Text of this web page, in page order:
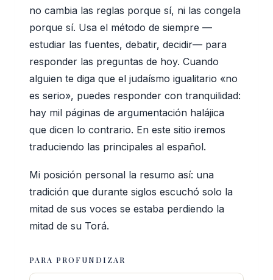
no cambia las reglas porque sí, ni las congela
porque sí. Usa el método de siempre —
estudiar las fuentes, debatir, decidir— para
responder las preguntas de hoy. Cuando
alguien te diga que el judaísmo igualitario «no
es serio», puedes responder con tranquilidad:
hay mil páginas de argumentación halájica
que dicen lo contrario. En este sitio iremos
traduciendo las principales al español.
Mi posición personal la resumo así: una
tradición que durante siglos escuchó solo la
mitad de sus voces se estaba perdiendo la
mitad de su Torá.
PARA PROFUNDIZAR